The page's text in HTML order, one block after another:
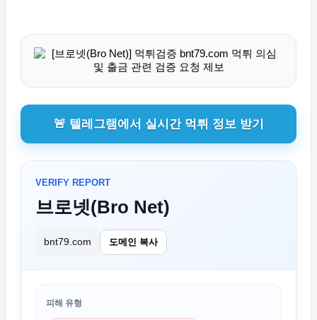
🚨 텔레그램에서 실시간 먹튀 정보 받기
VERIFY REPORT
브로넷(Bro Net)
bnt79.com 도메인 복사
피해 유형